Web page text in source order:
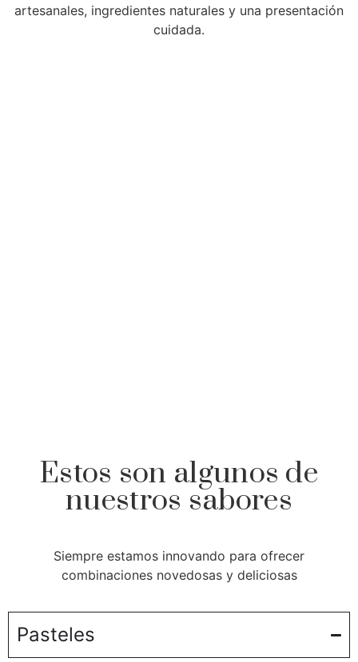
artesanales, ingredientes naturales y una presentación
cuidada.
Estos son algunos de
nuestros sabores
Siempre estamos innovando para ofrecer
combinaciones novedosas y deliciosas
Pasteles